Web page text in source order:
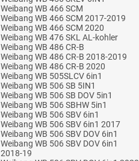
Weibang WB 466 SCM
Weibang WB 466 SCM 2017-2019
Weibang WB 466 SCM 2020
Weibang WB 476 SKL AL-kohler
Weibang WB 486 CR-B
Weibang WB 486 CR-B 2018-2019
Weibang WB 486 CR-B 2020
Weibang WB 505SLCV 6in1
Weibang WB 506 SB 5IN1
Weibang WB 506 SB DOV 5in1
Weibang WB 506 SBHW 5in1
Weibang WB 506 SBV 6in1
Weibang WB 506 SBV 6in1 2017
Weibang WB 506 SBV DOV 6in1
Weibang WB 506 SBV DOV 6in1
2018-19